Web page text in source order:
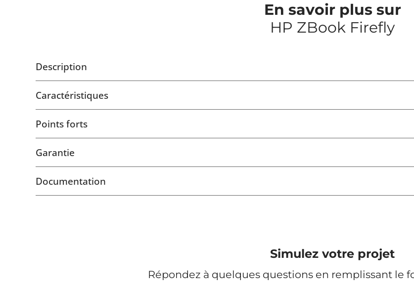
En savoir plus sur
HP ZBook Firefly
Description
Caractéristiques
Points forts
Garantie
Documentation
Simulez votre projet
Répondez à quelques questions en remplissant le